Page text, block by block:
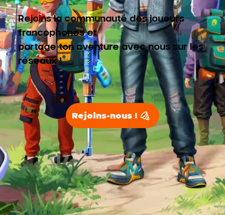
Rejoins la communauté des joueurs
francophones et
partage ton aventure avec nous sur les
réseaux !
Rejoins-nous !